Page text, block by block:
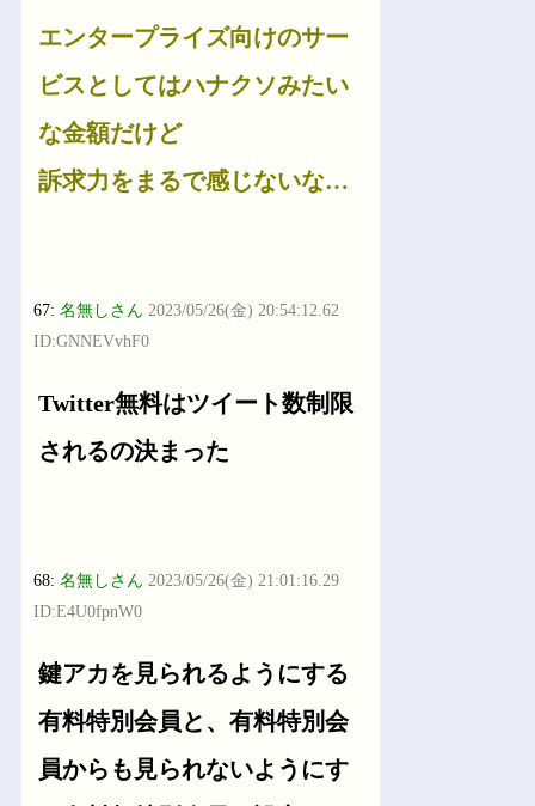
エンタープライズ向けのサー
ビスとしてはハナクソみたい
な金額だけど
訴求力をまるで感じないな…
67:名無しさん 2023/05/26(金) 20:54:12.62
ID:GNNEVvhF0
Twitter無料はツイート数制限
されるの決まった
68:名無しさん 2023/05/26(金) 21:01:16.29
ID:E4U0fpnW0
鍵アカを見られるようにする
有料特別会員と、有料特別会
員からも見られないようにす